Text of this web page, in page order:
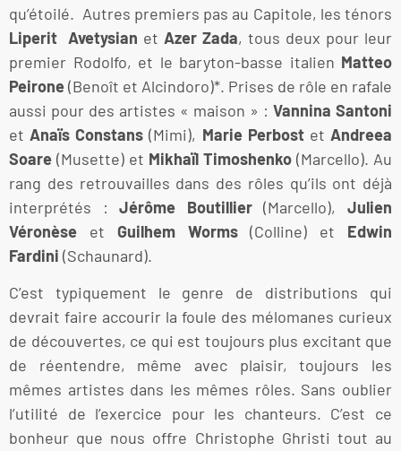
qu’étoilé. Autres premiers pas au Capitole, les ténors
Liperit Avetysian et Azer Zada, tous deux pour leur
premier Rodolfo, et le baryton-basse italien Matteo
Peirone(Benoît et Alcindoro)*. Prises de rôle en rafale
aussi pour des artistes « maison » : Vannina Santoni
et Anaïs Constans (Mimi), Marie Perbostet Andreea
Soare (Musette) et Mikhaïl Timoshenko (Marcello). Au
rang des retrouvailles dans des rôles qu’ils ont déjà
interprétés :Jérôme Boutillier(Marcello),Julien
Véronèse et Guilhem Worms(Colline) et Edwin
Fardini (Schaunard).
C’est typiquement le genre de distributions qui
devrait faire accourir la foule des mélomanes curieux
de découvertes, ce qui est toujours plus excitant que
de réentendre, même avec plaisir, toujours les
mêmes artistes dans les mêmes rôles. Sans oublier
l’utilité de l’exercice pour les chanteurs. C’est ce
bonheur que nous offre Christophe Ghristi tout au